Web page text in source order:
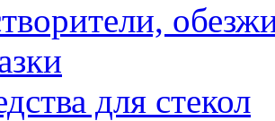
для стекол